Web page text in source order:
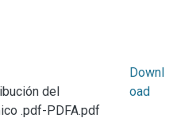
del
.pdf-PDFA.pdf
Downl
oad